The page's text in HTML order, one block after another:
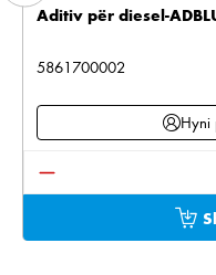
Aditiv për diesel-
5861700002
Hyni
Sasia e produktit: